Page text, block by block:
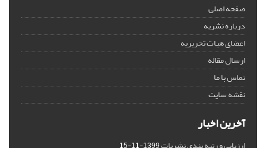
صفحه اصلی
درباره نشریه
اعضای هیات تحریریه
ارسال مقاله
تماس با ما
نقشه سایت
آخرین اخبار